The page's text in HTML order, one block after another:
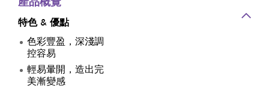
產品概覽
特色 & 優點
色彩豐盈，深淺調
控容易
輕易暈開，造出完
美漸變感